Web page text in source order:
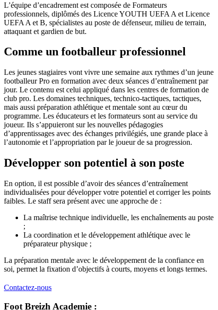
L’équipe d’encadrement est composée de Formateurs
professionnels, diplômés des Licence YOUTH UEFA A et Licence
UEFA A et B, spécialistes au poste de défenseur, milieu de terrain,
attaquant et gardien de but.
Comme un footballeur professionnel
Les jeunes stagiaires vont vivre une semaine aux rythmes d’un jeune
footballeur Pro en formation avec deux séances d’entraînement par
jour. Le contenu est celui appliqué dans les centres de formation de
club pro. Les domaines techniques, technico-tactiques, tactiques,
mais aussi préparation athlétique et mentale sont au cœur du
programme. Les éducateurs et les formateurs sont au service du
joueur. Ils s’appuieront sur les nouvelles pédagogies
d’apprentissages avec des échanges privilégiés, une grande place à
l’autonomie et l’appropriation par le joueur de sa progression.
Développer son potentiel à son poste
En option, il est possible d’avoir des séances d’entraînement
individualisées pour développer votre potentiel et corriger les points
faibles. Le staff sera présent avec une approche de :
La maîtrise technique individuelle, les enchaînements au poste
;
La coordination et le développement athlétique avec le
préparateur physique ;
La préparation mentale avec le développement de la confiance en
soi, permet la fixation d’objectifs à courts, moyens et longs termes.
Contactez-nous
Foot Breizh Academie :